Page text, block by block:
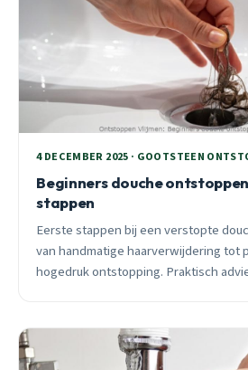
4 DECEMBER 2025 · GOOTSTEEN
Beginners douche
stappen
Eerste stappen bij een verstopte
van handmatige haarverwijdering tot
hogedruk ontstopping. Praktisch